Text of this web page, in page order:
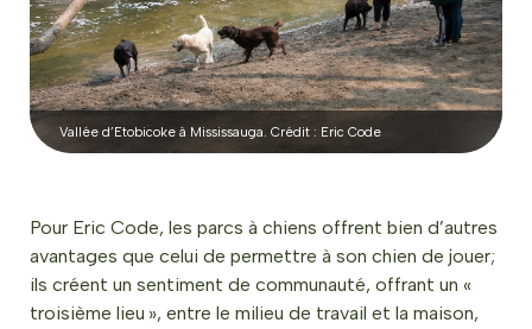
Vallée d’Etobicoke à Mississauga. Crédit : Eric Code
Pour Eric Code, les parcs à chiens offrent bien d’autres
avantages que celui de permettre à son chien de jouer;
ils créent un sentiment de communauté, offrant un «
troisième lieu », entre le milieu de travail et la maison,